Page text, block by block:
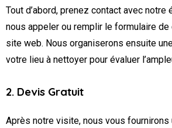
Tout d’abord, prenez contact avec notre
nous appeler ou remplir le formulaire
site web. Nous organiserons ensuite
votre lieu à nettoyer pour évaluer
2. Devis Gratuit
Après notre visite, nous vous